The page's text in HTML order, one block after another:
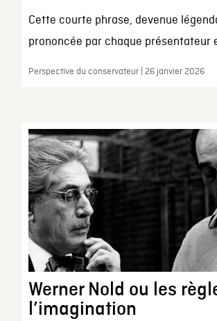
Cette courte phrase, devenue
prononcée par chaque présentateur
Perspective du conservateur | 26 janvier 2026
Werner Nold ou les
l’imagination